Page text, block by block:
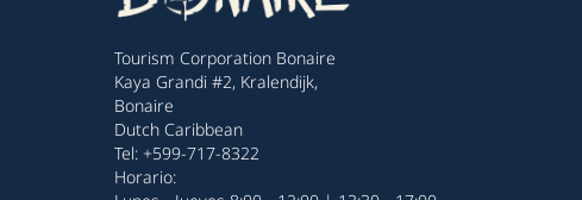
Tourism Corporation Bonaire
Kaya Grandi #2, Kralendijk,
Bonaire
Dutch Caribbean
Tel: +599-717-8322
Horario: